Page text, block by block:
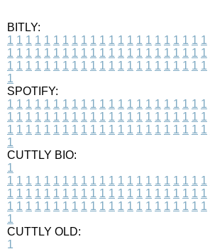
BITLY:
1 1 1 1 1 1 1 1 1 1 1 1 1 1 1 1 1 1 1 1 1 1
1 1 1 1 1 1 1 1 1 1 1 1 1 1 1 1 1 1 1 1 1 1
1 1 1 1 1 1 1 1 1 1 1 1 1 1 1 1 1 1 1 1 1 1
1
SPOTIFY:
1 1 1 1 1 1 1 1 1 1 1 1 1 1 1 1 1 1 1 1 1 1
1 1 1 1 1 1 1 1 1 1 1 1 1 1 1 1 1 1 1 1 1 1
1 1 1 1 1 1 1 1 1 1 1 1 1 1 1 1 1 1 1 1 1 1
1
CUTTLY BIO:
1
1 1 1 1 1 1 1 1 1 1 1 1 1 1 1 1 1 1 1 1 1 1
1 1 1 1 1 1 1 1 1 1 1 1 1 1 1 1 1 1 1 1 1 1
1 1 1 1 1 1 1 1 1 1 1 1 1 1 1 1 1 1 1 1 1 1
1
CUTTLY OLD:
1